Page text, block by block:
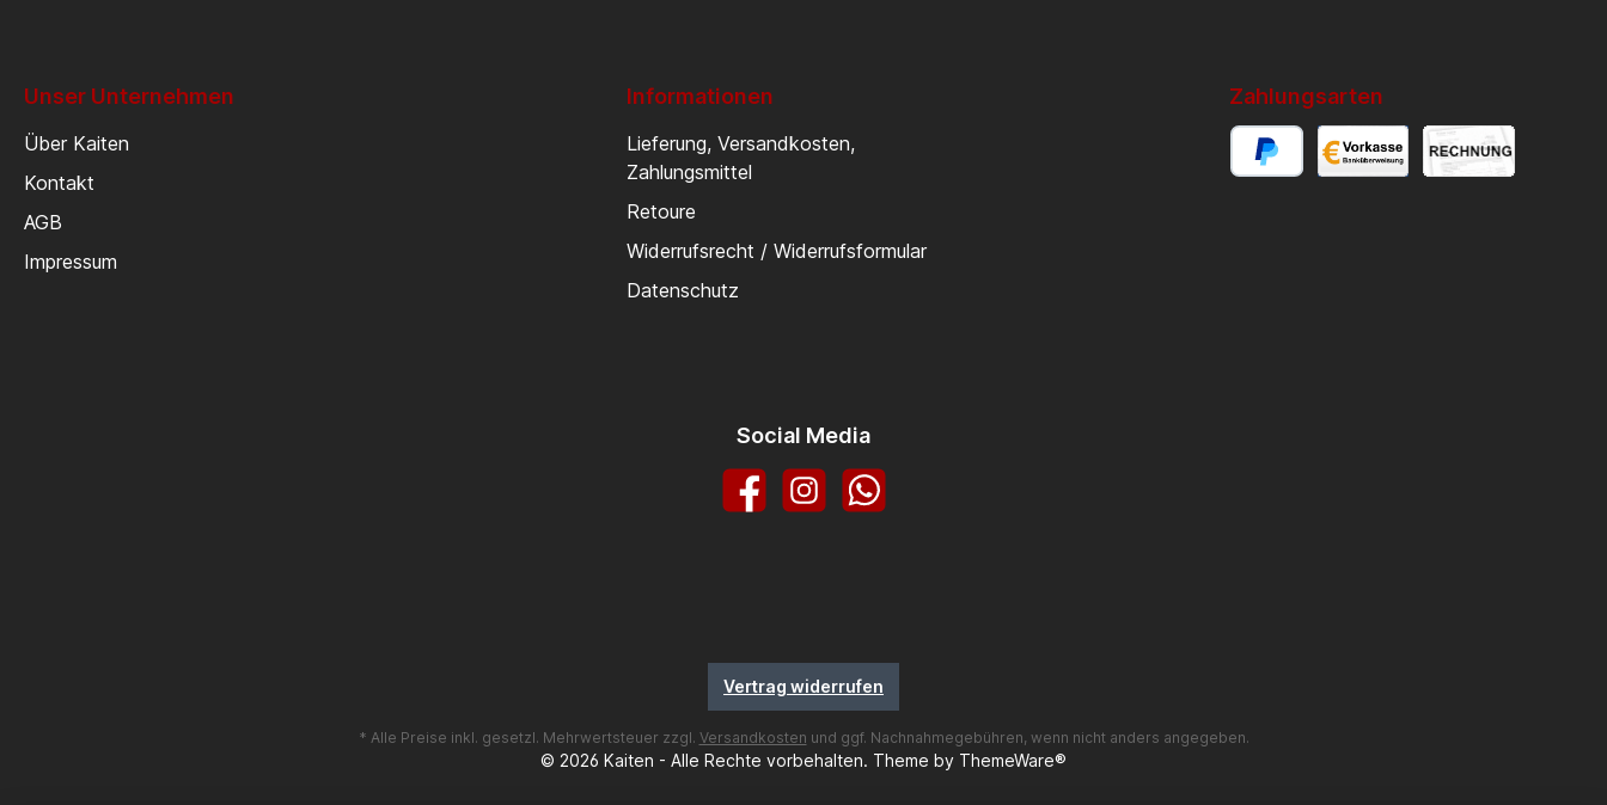
Unser Unternehmen
Über Kaiten
Kontakt
AGB
Impressum
Informationen
Lieferung, Versandkosten,
Zahlungsmittel
Retoure
Widerrufsrecht / Widerrufsformular
Datenschutz
Zahlungsarten
Social Media
FacebookInstagramWhatsApp
Vertrag widerrufen
* Alle Preise inkl. gesetzl. Mehrwertsteuer zzgl. Versandkosten und ggf. Nachnahmegebühren, wenn nicht anders angegeben.
© 2026 Kaiten - Alle Rechte vorbehalten. Theme by ThemeWare®